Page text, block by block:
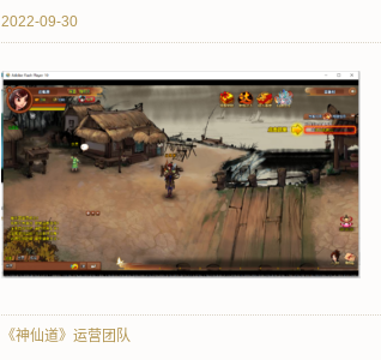
2022-09-30
《神仙道》运营团队